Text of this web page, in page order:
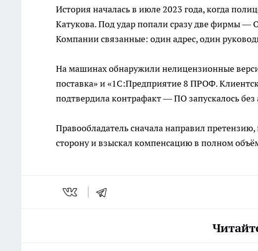
История началась в июле 2023 года, когда
Катукова. Под удар попали сразу две фирмы
Компании связанные: один адрес, один
На машинах обнаружили нелицензионные
поставка» и «1С:Предприятие 8 ПРОФ.
подтвердила контрафакт — ПО запускалось
Правообладатель сначала направил
сторону и взыскал компенсацию в полном